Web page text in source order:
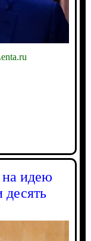
на идею
десять